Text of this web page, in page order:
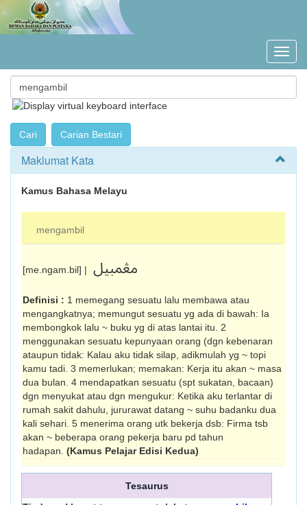
Maklumat Kata
Kamus Bahasa Melayu
mengambil
[me.ngam.bil] | مڠمبيل
Definisi : 1 memegang sesuatu lalu membawa atau
mengangkatnya; memungut sesuatu yg ada di bawah: Ia
membongkok lalu ~ buku yg di atas lantai itu. 2
menggunakan sesuatu kepunyaan orang (dgn kebenaran
ataupun tidak: Kalau aku tidak silap, adikmulah yg ~ topi
kamu tadi. 3 memerlukan; memakan: Kerja itu akan ~ masa
dua bulan. 4 mendapatkan sesuatu (spt sukatan, bacaan)
dgn menyukat atau dgn mengukur: Ketika aku terlantar di
rumah sakit dahulu, jururawat datang ~ suhu badanku dua
kali sehari. 5 menerima orang utk bekerja dsb: Firma tsb
akan ~ beberapa orang pekerja baru pd tahun
hadapan. (Kamus Pelajar Edisi Kedua)
Tesaurus